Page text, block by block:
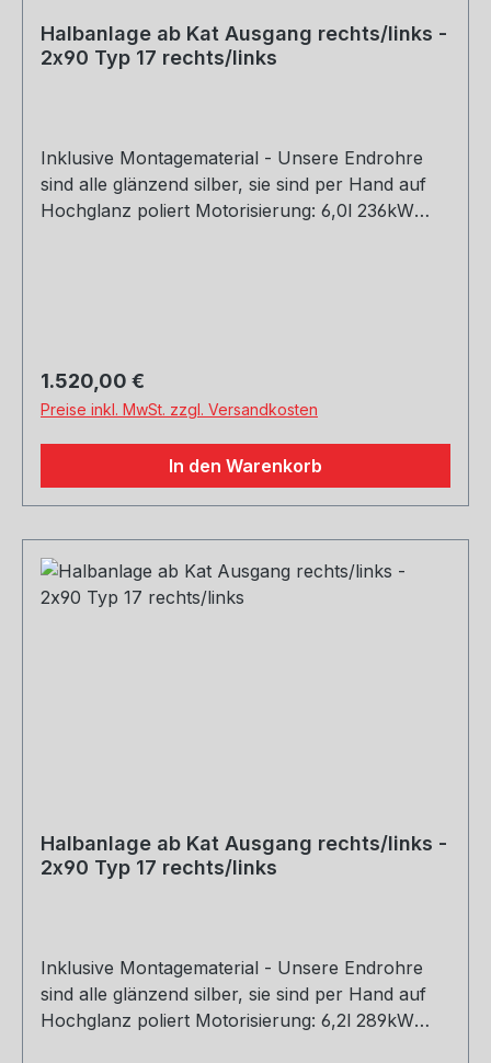
Halbanlage ab Kat Ausgang rechts/links -
2x90 Typ 17 rechts/links
Inklusive Montagematerial - Unsere Endrohre
sind alle glänzend silber, sie sind per Hand auf
Hochglanz poliert Motorisierung: 6,0l 236kW
Regulärer Preis:
1.520,00 €
Preise inkl. MwSt. zzgl. Versandkosten
In den Warenkorb
Halbanlage ab Kat Ausgang rechts/links -
2x90 Typ 17 rechts/links
Inklusive Montagematerial - Unsere Endrohre
sind alle glänzend silber, sie sind per Hand auf
Hochglanz poliert Motorisierung: 6,2l 289kW